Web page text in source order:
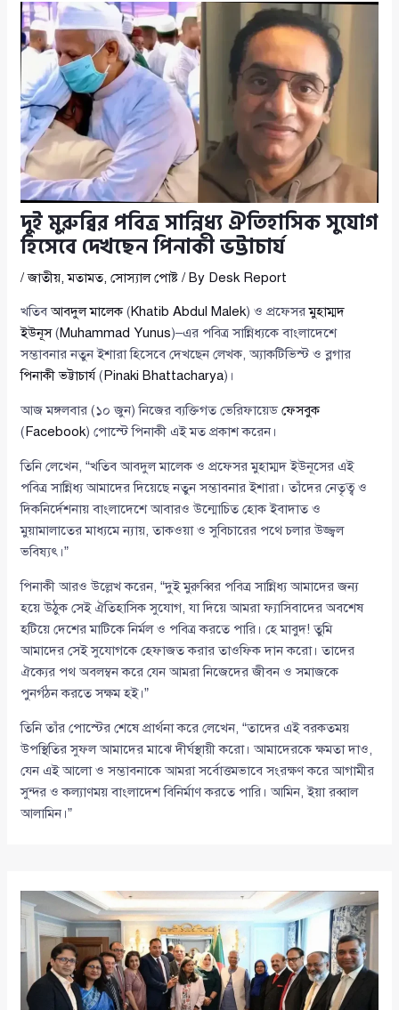
দুই মুরুব্বির পবিত্র সান্নিধ্য ঐতিহাসিক সুযোগ
হিসেবে দেখছেন পিনাকী ভট্টাচার্য
/জাতীয়,মতামত,সোস্যাল পোষ্ট / By Desk Report
খতিবআবদুল মালেক(Khatib Abdul Malek) ও প্রফেসরমুহাম্মদ
ইউনূস(Muhammad Yunus)–এর পবিত্র সান্নিধ্যকে বাংলাদেশে
সম্ভাবনার নতুন ইশারা হিসেবে দেখছেন লেখক, অ্যাকটিভিস্ট ও ব্লগার
পিনাকী ভট্টাচার্য ( Pinaki Bhattacharya)।
আজ মঙ্গলবার (১০ জুন) নিজের ব্যক্তিগত ভেরিফায়েডফেসবুক
( Facebook) পোস্টে পিনাকী এই মত প্রকাশ করেন।
তিনি লেখেন, “খতিব আবদুল মালেক ও প্রফেসর মুহাম্মদ ইউনূসের এই
পবিত্র সান্নিধ্য আমাদের দিয়েছে নতুন সম্ভাবনার ইশারা। তাঁদের নেতৃত্ব ও
দিকনির্দেশনায় বাংলাদেশে আবারও উন্মোচিত হোক ইবাদাত ও
মুয়ামালাতের মাধ্যমে ন্যায়, তাকওয়া ও সুবিচারের পথে চলার উজ্জ্বল
ভবিষ্যৎ।”
পিনাকী আরও উল্লেখ করেন, “দুই মুরুব্বির পবিত্র সান্নিধ্য আমাদের জন্য
হয়ে উঠুক সেই ঐতিহাসিক সুযোগ, যা দিয়ে আমরা ফ্যাসিবাদের অবশেষ
হটিয়ে দেশের মাটিকে নির্মল ও পবিত্র করতে পারি। হে মাবুদ! তুমি
আমাদের সেই সুযোগকে হেফাজত করার তাওফিক দান করো। তাদের
ঐক্যের পথ অবলম্বন করে যেন আমরা নিজেদের জীবন ও সমাজকে
পুনর্গঠন করতে সক্ষম হই।”
তিনি তাঁর পোস্টের শেষে প্রার্থনা করে লেখেন, “তাদের এই বরকতময়
উপস্থিতির সুফল আমাদের মাঝে দীর্ঘস্থায়ী করো। আমাদেরকে ক্ষমতা দাও,
যেন এই আলো ও সম্ভাবনাকে আমরা সর্বোত্তমভাবে সংরক্ষণ করে আগামীর
সুন্দর ও কল্যাণময় বাংলাদেশ বিনির্মাণ করতে পারি। আমিন, ইয়া রব্বাল
আলামিন।”